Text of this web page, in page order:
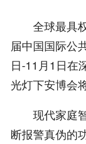
全球最具权
届中国国际公
日-11月1日在
光灯下安博会
现代家庭智
断报警真伪的